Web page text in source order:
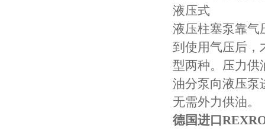
液压式
液压柱塞泵靠气
到使用气压后，
型两种。压力供
油分泵向液压泵
无需外力供油。
德国进口